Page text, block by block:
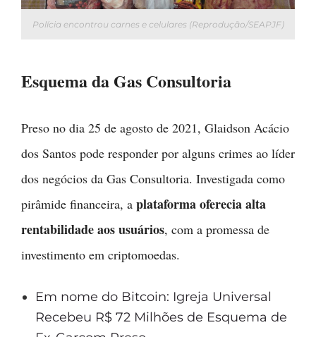
Polícia encontrou carnes e celulares (Reprodução/SEAPJF)
Esquema da Gas Consultoria
Preso no dia 25 de agosto de 2021, Glaidson Acácio
dos Santos pode responder por alguns crimes ao líder
dos negócios da Gas Consultoria. Investigada como
pirâmide financeira, a plataforma oferecia alta
rentabilidade aos usuários, com a promessa de
investimento em criptomoedas.
Em nome do Bitcoin: Igreja Universal
Recebeu R$ 72 Milhões de Esquema de